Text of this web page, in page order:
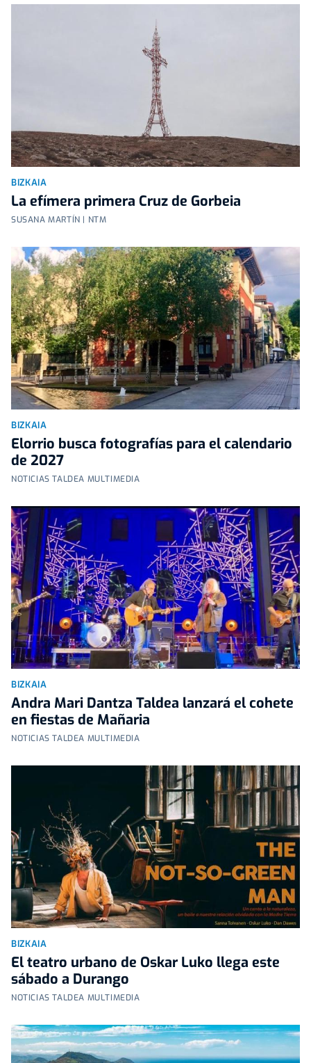
BIZKAIA
La efímera primera Cruz de Gorbeia
SUSANA MARTÍN | NTM
BIZKAIA
Elorrio busca fotografías para el calendario
de 2027
NOTICIAS TALDEA MULTIMEDIA
BIZKAIA
Andra Mari Dantza Taldea lanzará el cohete
en fiestas de Mañaria
NOTICIAS TALDEA MULTIMEDIA
BIZKAIA
El teatro urbano de Oskar Luko llega este
sábado a Durango
NOTICIAS TALDEA MULTIMEDIA